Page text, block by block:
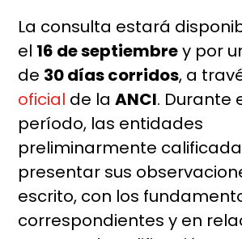
La consulta estará
el 16 de septiembrey por
de 30 días corridos, a
oficial de laANCI. Durante
período, las entidades
preliminarmente
presentar sus
escrito, con los
correspondientes y en